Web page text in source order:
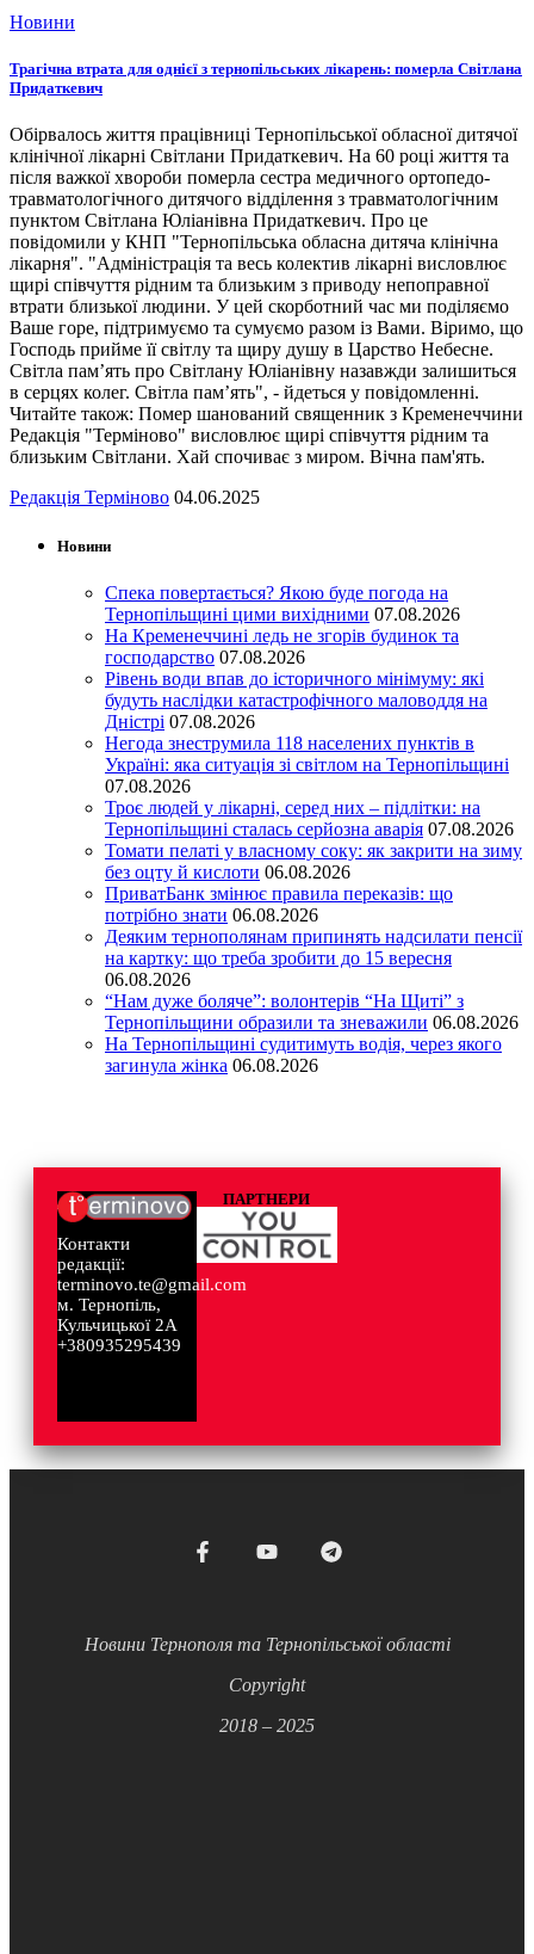
Новини
Трагічна втрата для однієї з тернопільських лікарень: померла Світлана
Придаткевич
Обірвалось життя працівниці Тернопільської обласної дитячої
клінічної лікарні Світлани Придаткевич. На 60 році життя та
після важкої хвороби померла сестра медичного ортопедо-
травматологічного дитячого відділення з травматологічним
пунктом Світлана Юліанівна Придаткевич. Про це
повідомили у КНП "Тернопільська обласна дитяча клінічна
лікарня". "Адміністрація та весь колектив лікарні висловлює
щирі співчуття рідним та близьким з приводу непоправної
втрати близької людини. У цей скорботний час ми поділяємо
Ваше горе, підтримуємо та сумуємо разом із Вами. Віримо, що
Господь прийме її світлу та щиру душу в Царство Небесне.
Світла пам’ять про Світлану Юліанівну назавжди залишиться
в серцях колег. Світла пам’ять", - йдеться у повідомленні.
Читайте також: Помер шанований священник з Кременеччини
Редакція "Терміново" висловлює щирі співчуття рідним та
близьким Світлани. Хай спочиває з миром. Вічна пам'ять.
Редакція Терміново 04.06.2025
Новини
Спека повертається? Якою буде погода на
Тернопільщині цими вихідними 07.08.2026
На Кременеччині ледь не згорів будинок та
господарство 07.08.2026
Рівень води впав до історичного мінімуму: які
будуть наслідки катастрофічного маловоддя на
Дністрі 07.08.2026
Негода знеструмила 118 населених пунктів в
Україні: яка ситуація зі світлом на Тернопільщині
07.08.2026
Троє людей у лікарні, серед них – підлітки: на
Тернопільщині сталась серйозна аварія 07.08.2026
Томати пелаті у власному соку: як закрити на зиму
без оцту й кислоти 06.08.2026
ПриватБанк змінює правила переказів: що
потрібно знати 06.08.2026
Деяким тернополянам припинять надсилати пенсії
на картку: що треба зробити до 15 вересня
06.08.2026
“Нам дуже боляче”: волонтерів “На Щиті” з
Тернопільщини образили та зневажили 06.08.2026
На Тернопільщині судитимуть водія, через якого
загинула жінка 06.08.2026
Контакти
редакції:
terminovo.te@gmail.com
м. Тернопіль,
Кульчицької 2А
+380935295439
ПАРТНЕРИ
Новини Тернополя та Тернопільської області
Copyright
2018 – 2025